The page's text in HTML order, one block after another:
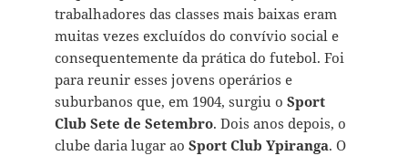
trabalhadores das classes mais baixas eram
muitas vezes excluídos do convívio social e
consequentemente da prática do futebol. Foi
para reunir esses jovens operários e
suburbanos que, em 1904, surgiu o Sport
Club Sete de Setembro. Dois anos depois, o
clube daria lugar ao Sport Club Ypiranga. O